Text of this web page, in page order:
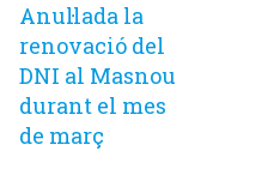
Anul·lada la
renovació del
DNI al Masnou
durant el mes
de març